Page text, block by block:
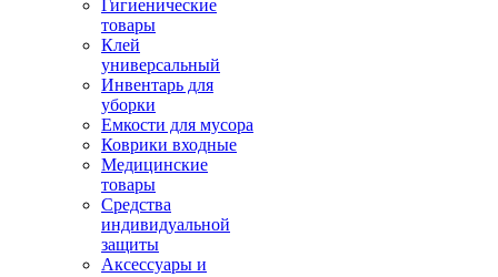
Гигиенические
товары
Клей
универсальный
Инвентарь для
уборки
Емкости для мусора
Коврики входные
Медицинские
товары
Средства
индивидуальной
защиты
Аксессуары и